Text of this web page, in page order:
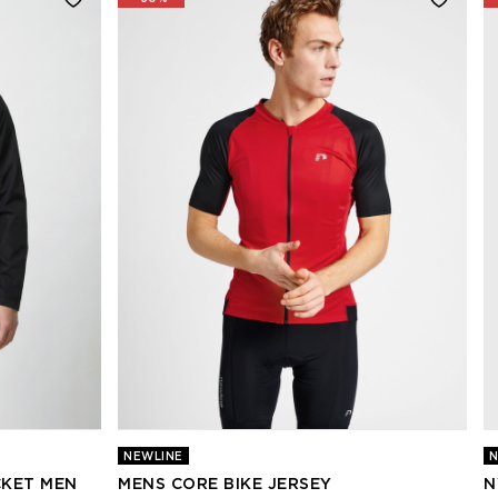
MEN
NEWLINE
MENS CORE BIKE JERSEY